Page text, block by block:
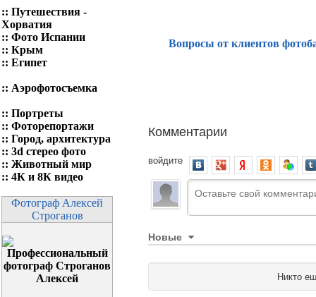
:: Путешествия -
Хорватия
:: Фото Испании
:: Крым
:: Египет
:: Аэрофотосъемка
:: Портреты
:: Фоторепортажи
:: Город, архитектура
:: 3d стерео фото
:: Животный мир
:: 4К и 8К видео
Фотограф Алексей
Строганов
Вопросы от клиентов
Комментарии
войдите
Новые
Никто